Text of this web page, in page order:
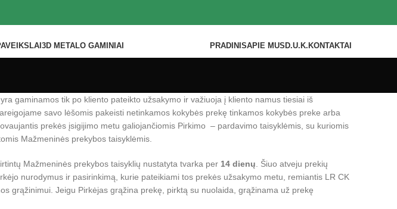
PRADINISAPIE MUS D.U.K. KONTAKTAI
3D METALO GAMINIAI
gaminamos tik po kliento pateikto užsakymo ir važiuoja į kliento namus tiesiai iš
savo lėšomis pakeisti netinkamos kokybės prekę tinkamos kokybės preke arba
prekės įsigijimo metu galiojančiomis Pirkimo – pardavimo taisyklėmis, su kuriomis
Mažmeninės prekybos taisyklėmis.
Mažmeninės prekybos taisyklių nustatyta tvarka per 14 dienų . Šiuo atveju prekių
nurodymus ir pasirinkimą, kurie pateikiami tos prekės užsakymo metu, remiantis LR CK
grąžinimui. Jeigu Pirkėjas grąžina prekę, pirktą su nuolaida, grąžinama už prekę